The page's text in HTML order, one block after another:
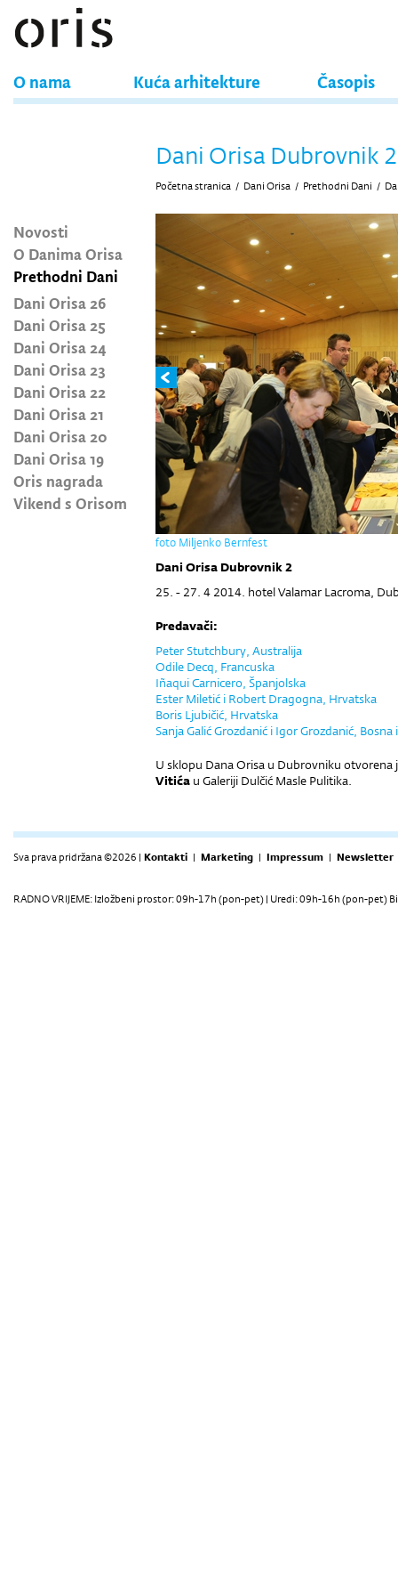
O nama Kuća arhitekture Časopis
Novosti
O Danima Orisa
Prethodni Dani
Dani Orisa 26
Dani Orisa 25
Dani Orisa 24
Dani Orisa 23
Dani Orisa 22
Dani Orisa 21
Dani Orisa 20
Dani Orisa 19
Oris nagrada
Vikend s Orisom
Dani Orisa Dubrovnik 2
Početna stranica / Dani Orisa / Prethodni Dani /
foto Miljenko Bernfest
Dani Orisa Dubrovnik 2
25. - 27. 4 2014. hotel Valamar Lacroma,
Predavači:
Peter Stutchbury, Australija
Odile Decq, Francuska
Iñaqui Carnicero, Španjolska
Ester Miletić i Robert Dragogna, Hrvatska
Boris Ljubičić, Hrvatska
Sanja Galić Grozdanić i Igor Grozdanić,
U sklopu Dana Orisa u Dubrovniku otvorena
Vitića u Galeriji Dulčić Masle Pulitika.
Sva prava pridržana ©2026 | Kontakti | Marketing | Impressum | Newsletter
RADNO VRIJEME: Izložbeni prostor: 09h-17h (pon-pet) | Uredi: 09h-16h (pon-pet)